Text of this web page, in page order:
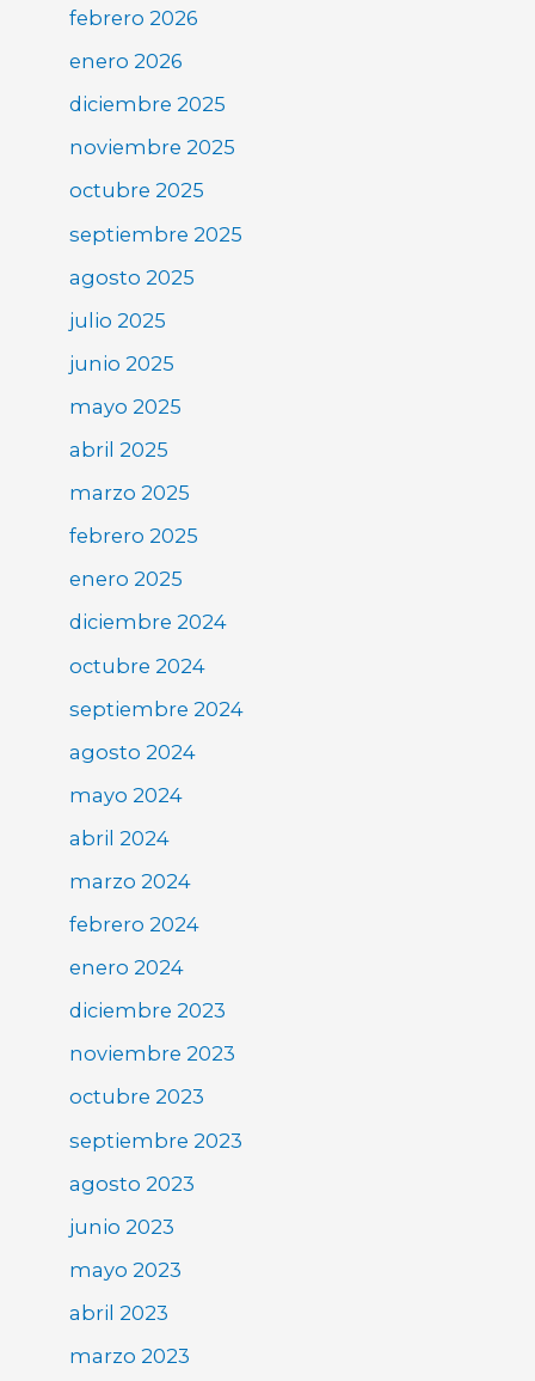
febrero 2026
enero 2026
diciembre 2025
noviembre 2025
octubre 2025
septiembre 2025
agosto 2025
julio 2025
junio 2025
mayo 2025
abril 2025
marzo 2025
febrero 2025
enero 2025
diciembre 2024
octubre 2024
septiembre 2024
agosto 2024
mayo 2024
abril 2024
marzo 2024
febrero 2024
enero 2024
diciembre 2023
noviembre 2023
octubre 2023
septiembre 2023
agosto 2023
junio 2023
mayo 2023
abril 2023
marzo 2023